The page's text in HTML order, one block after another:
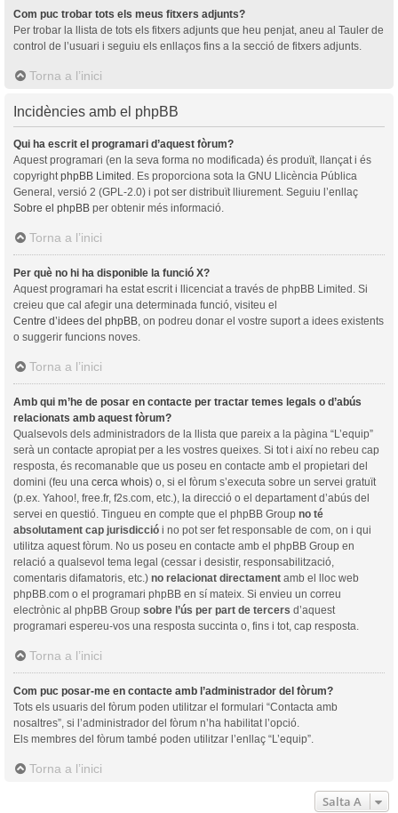
Com puc trobar tots els meus fitxers adjunts?
Per trobar la llista de tots els fitxers adjunts que heu penjat, aneu al Tauler de
control de l’usuari i seguiu els enllaços fins a la secció de fitxers adjunts.
Torna a l’inici
Incidències amb el phpBB
Qui ha escrit el programari d’aquest fòrum?
Aquest programari (en la seva forma no modificada) és produït, llançat i és
copyright phpBB Limited . Es proporciona sota la GNU Llicència Pública
General, versió 2 (GPL-2.0) i pot ser distribuït lliurement. Seguiu l’enllaç
Sobre el phpBB per obtenir més informació.
Torna a l’inici
Per què no hi ha disponible la funció X?
Aquest programari ha estat escrit i llicenciat a través de phpBB Limited. Si
creieu que cal afegir una determinada funció, visiteu el
Centre d’idees del phpBB , on podreu donar el vostre suport a idees existents
o suggerir funcions noves.
Torna a l’inici
Amb qui m’he de posar en contacte per tractar temes legals o d’abús
relacionats amb aquest fòrum?
Qualsevols dels administradors de la llista que pareix a la pàgina “L’equip”
serà un contacte apropiat per a les vostres queixes. Si tot i així no rebeu cap
resposta, és recomanable que us poseu en contacte amb el propietari del
domini (feu una cerca whois) o, si el fòrum s’executa sobre un servei gratuït
(p.ex. Yahoo!, free.fr, f2s.com, etc.), la direcció o el departament d’abús del
servei en questió. Tingueu en compte que el phpBB Group no té
absolutament cap jurisdicció i no pot ser fet responsable de com, on i qui
utilitza aquest fòrum. No us poseu en contacte amb el phpBB Group en
relació a qualsevol tema legal (cessar i desistir, responsabilització,
comentaris difamatoris, etc.) no relacionat directament amb el lloc web
phpBB.com o el programari phpBB en sí mateix. Si envieu un correu
electrònic al phpBB Group sobre l’ús per part de tercers d’aquest
programari espereu-vos una resposta succinta o, fins i tot, cap resposta.
Torna a l’inici
Com puc posar-me en contacte amb l’administrador del fòrum?
Tots els usuaris del fòrum poden utilitzar el formulari “Contacta amb
nosaltres”, si l’administrador del fòrum n’ha habilitat l’opció.
Els membres del fòrum també poden utilitzar l’enllaç “L’equip”.
Torna a l’inici
Salta A